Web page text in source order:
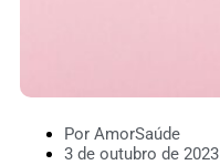
Por AmorSaúde
3 de outubro de 2023